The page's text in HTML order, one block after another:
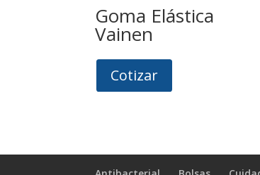
Goma Elástica
Vainen
Cotizar